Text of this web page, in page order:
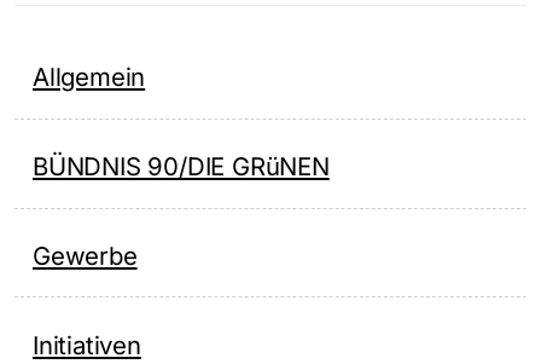
Allgemein
BÜNDNIS 90/DIE GRüNEN
Gewerbe
Initiativen